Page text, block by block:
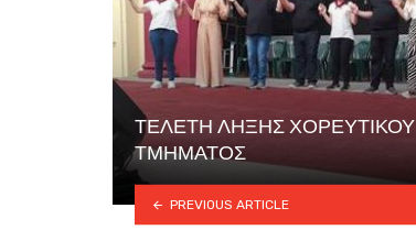
ΤΕΛΕΤΗ ΛΗΞΗΣ ΧΟΡΕΥΤΙΚΟΥ
ΤΜΗΜΑΤΟΣ
PREVIOUS ARTICLE